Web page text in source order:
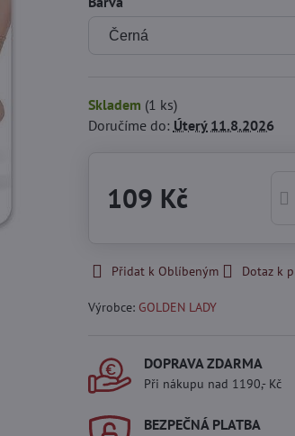
Skladem (1 ks)
Doručíme do: Úterý11.8.2026
109 Kč
Přidat k Oblíbeným Dotaz k
Výrobce: GOLDEN LADY
DOPRAVA ZDARMA
Při nákupu nad 1190,- Kč
BEZPEČNÁ PLATBA